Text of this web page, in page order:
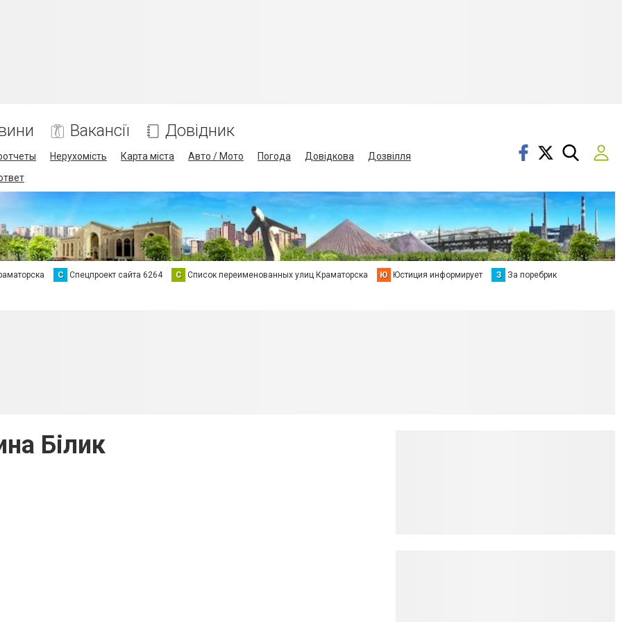
Вакансії Довідник
Нерухомість Карта міста Авто / Мото Погода Довідкова
Дозвілля
С Спецпроект сайта 6264 С Список переименованных улиц Краматорска Ю Юстиция информирует З За поребрик
Білик